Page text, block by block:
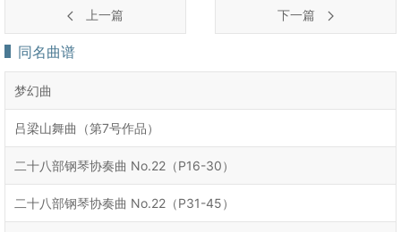
上一篇 下一篇
同名曲谱
梦幻曲
吕梁山舞曲（第7号作品）
二十八部钢琴协奏曲 No.22（P16-30）
二十八部钢琴协奏曲 No.22（P31-45）